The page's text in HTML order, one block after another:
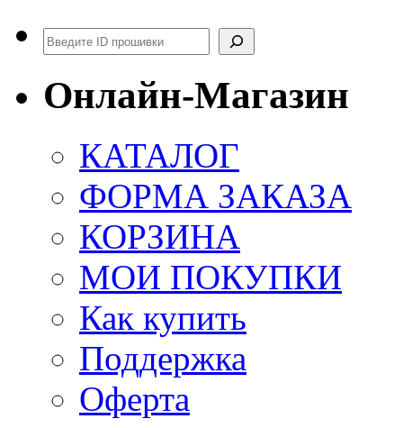
Поиск
Онлайн-Магазин
КАТАЛОГ
ФОРМА ЗАКАЗА
КОРЗИНА
МОИ ПОКУПКИ
Как купить
Поддержка
Оферта